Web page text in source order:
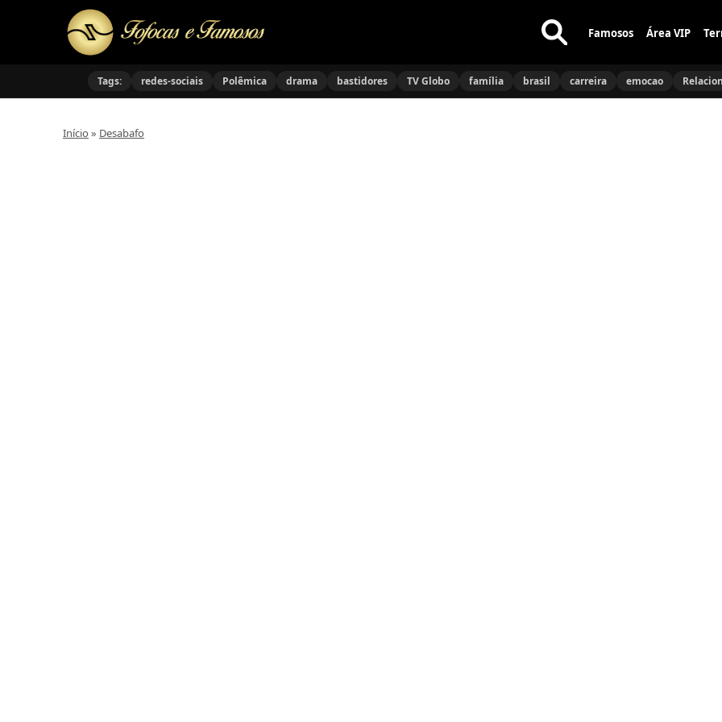
Buscar
no
Famosos Área VIP
Tags: redes-sociais Polêmica drama bastidores TV Globo família brasil carreira emocao
Início » Desabafo